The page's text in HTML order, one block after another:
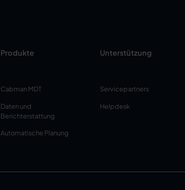
Produkte
Cabman MDT
Daten und
Berichterstattung
Automatische Planung
Unterstützung
Servicepartners
Helpdesk